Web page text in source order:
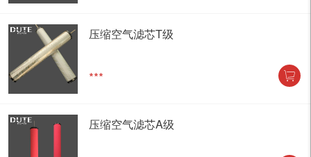
压缩空气滤芯T级
***
压缩空气滤芯A级